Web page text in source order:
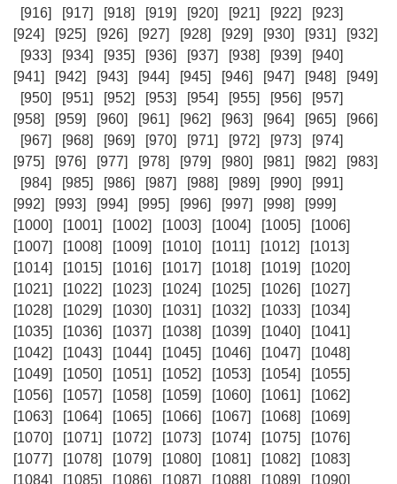
[916] [917] [918] [919] [920] [921] [922]
[923]
[924]
[925] [926] [927] [928] [929] [930] [931]
[932]
[933]
[934] [935] [936] [937] [938] [939]
[940]
[941]
[942] [943] [944] [945] [946] [947] [948]
[949]
[950]
[951] [952] [953] [954] [955] [956]
[957]
[958]
[959] [960] [961] [962] [963] [964] [965]
[966]
[967]
[968] [969] [970] [971] [972] [973]
[974]
[975]
[976] [977] [978] [979] [980] [981] [982]
[983]
[984]
[985] [986] [987] [988] [989] [990]
[991]
[992]
[993] [994] [995] [996] [997] [998]
[999]
[1000]
[1001] [1002] [1003] [1004] [1005]
[1006]
[1007]
[1008] [1009] [1010] [1011] [1012]
[1013]
[1014]
[1015] [1016] [1017] [1018] [1019]
[1020]
[1021]
[1022] [1023] [1024] [1025] [1026]
[1027]
[1028]
[1029] [1030] [1031] [1032] [1033]
[1034]
[1035]
[1036] [1037] [1038] [1039] [1040]
[1041]
[1042]
[1043] [1044] [1045] [1046] [1047]
[1048]
[1049]
[1050] [1051] [1052] [1053] [1054]
[1055]
[1056]
[1057] [1058] [1059] [1060] [1061]
[1062]
[1063]
[1064] [1065] [1066] [1067] [1068]
[1069]
[1070]
[1071] [1072] [1073] [1074] [1075]
[1076]
[1077]
[1078] [1079] [1080] [1081] [1082]
[1083]
[1084]
[1085] [1086] [1087] [1088] [1089]
[1090]